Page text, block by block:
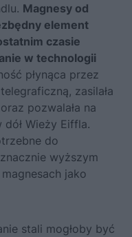
Magnesy od
element
czasie
w technologii
płynąca przez
zasilała
pozwalała na
Wieży Eiffla.
do
wyższym
jako
stali mogłoby być